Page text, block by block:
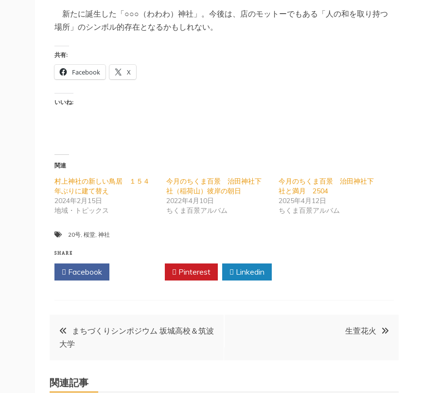
新たに誕生した「○○○（わわわ）神社」。今後は、店のモットーでもある「人の和を取り持つ
場所」のシンボル的存在となるかもしれない。
共有:
Facebook X
いいね:
関連
村上神社の新しい鳥居 １５４
年ぶりに建て替え
2024年2月15日
地域・トピックス
今月のちくま百景 治田神社下
社（稲荷山）彼岸の朝日
2022年4月10日
ちくま百景アルバム
今月のちくま百景 治田神社下
社と満月 2504
2025年4月12日
ちくま百景アルバム
20号, 桜堂, 神社
SHARE
Facebook Pinterest Linkedin
投
稿
ナ
まちづくりシンポジウム 坂城高校＆筑波
大学
生萱花火
関連記事